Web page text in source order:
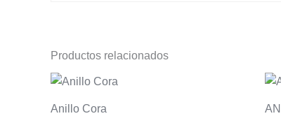
Productos relacionados
Anillo Cora